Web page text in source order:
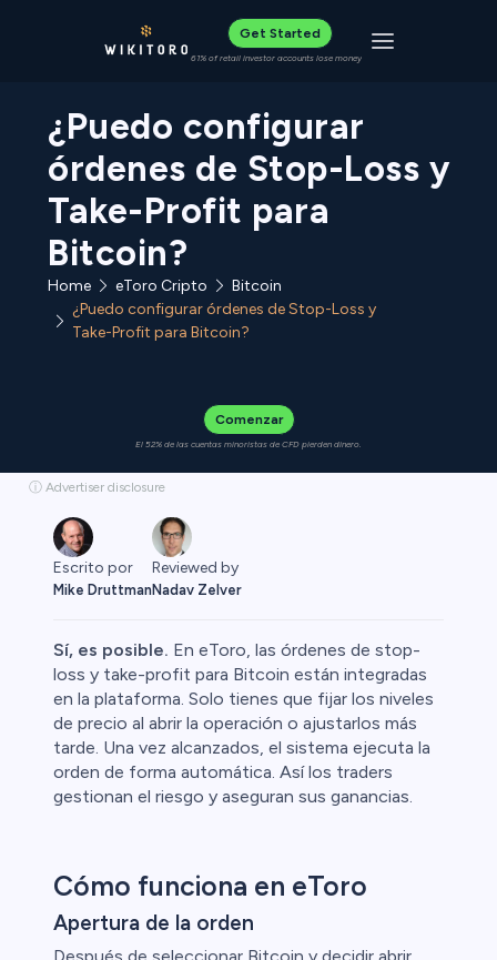
Get Started
61% of retail investor accounts lose money Toggle
¿Puedo configurar
órdenes de Stop-Loss y
Take-Profit para
Bitcoin?
Home eToro Cripto
Bitcoin
¿Puedo configurar órdenes de Stop-Loss y
Take-Profit para Bitcoin?
Comenzar
El 52% de las cuentas minoristas de CFD pierden dinero.
ⓘ Advertiser disclosure
Escrito por
Mike Druttman
Reviewed by
Nadav Zelver
Sí, es posible. En eToro, las órdenes de stop-
loss y take-profit para Bitcoin están integradas
en la plataforma. Solo tienes que fijar los niveles
de precio al abrir la operación o ajustarlos más
tarde. Una vez alcanzados, el sistema ejecuta la
orden de forma automática. Así los traders
gestionan el riesgo y aseguran sus ganancias.
Cómo funciona en eToro
Apertura de la orden